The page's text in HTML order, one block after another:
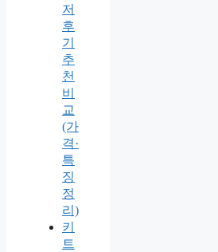
저
후
기
추
천
비
교
(가
격·
특
징
정
리)
키
트